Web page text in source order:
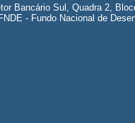
Bancário Sul, Quadra 2,
- Fundo Nacional de